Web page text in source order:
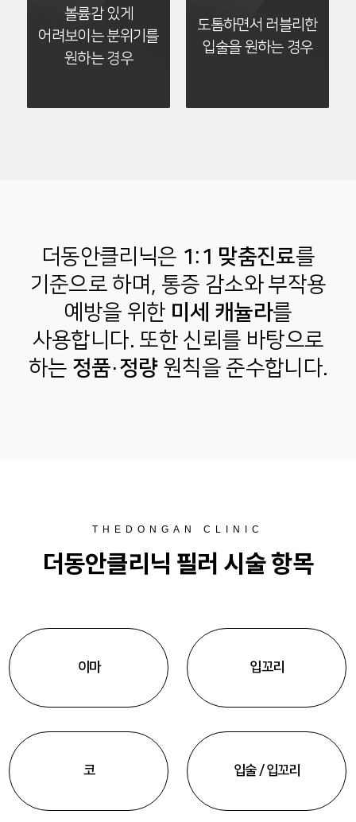
볼륨감 있게
어려보이는 분위기를
원하는 경우
도톰하면서 러블리한
입술을 원하는 경우
더동안클리닉은 1:1 맞춤진료를
기준으로 하며, 통증 감소와 부작용
예방을 위한 미세 캐뉼라를
사용합니다. 또한 신뢰를 바탕으로
하는 정품·정량원칙을 준수합니다.
THEDONGAN CLINIC
더동안클리닉 필러 시술 항목
이마 입꼬리
코 입술 / 입꼬리